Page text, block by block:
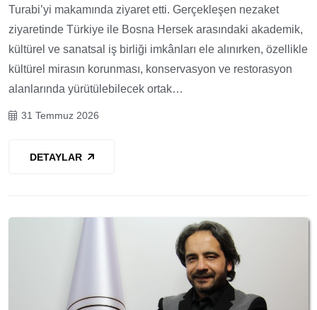
Turabi’yi makamında ziyaret etti. Gerçekleşen nezaket
ziyaretinde Türkiye ile Bosna Hersek arasındaki akademik,
kültürel ve sanatsal iş birliği imkânları ele alınırken, özellikle
kültürel mirasın korunması, konservasyon ve restorasyon
alanlarında yürütülebilecek ortak…
31 Temmuz 2026
DETAYLAR